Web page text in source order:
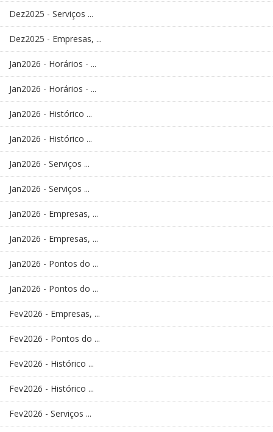
Dez2025 - Serviços ...
Dez2025 - Empresas, ...
Jan2026 - Horários - ...
Jan2026 - Horários - ...
Jan2026 - Histórico ...
Jan2026 - Histórico ...
Jan2026 - Serviços ...
Jan2026 - Serviços ...
Jan2026 - Empresas, ...
Jan2026 - Empresas, ...
Jan2026 - Pontos do ...
Jan2026 - Pontos do ...
Fev2026 - Empresas, ...
Fev2026 - Pontos do ...
Fev2026 - Histórico ...
Fev2026 - Histórico ...
Fev2026 - Serviços ...